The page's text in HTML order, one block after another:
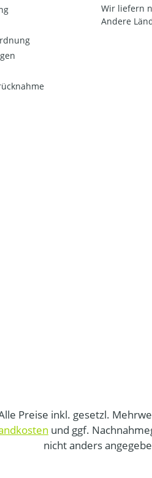
Wir liefern
Andere
Preise inkl. gesetzl.
und ggf.
nicht anders